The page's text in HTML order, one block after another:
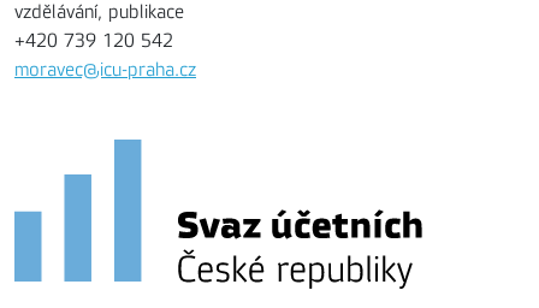
vzdělávání, publikace
+420 739 120 542
moravec@icu-praha.cz